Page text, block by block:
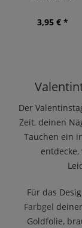
3,95 € *
Der
Zeit, deinen
Tauchen ein
Für das
Farbgel
Goldfolie,